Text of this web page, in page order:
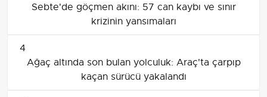
Sebte'de göçmen akını: 57 can kaybı ve sınır
krizinin yansımaları
4
Ağaç altında son bulan yolculuk: Araç'ta çarpıp
kaçan sürücü yakalandı